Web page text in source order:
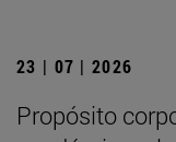
23 | 07 | 2026
Propósito